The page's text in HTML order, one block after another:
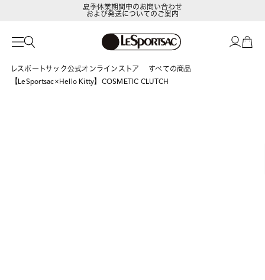
LeSportsac Member's Club
および発送についてのご案内
レスポートサック公式オンラインストア
すべての商品
【LeSportsac×Hello Kitty】COSMETIC CLUTCH